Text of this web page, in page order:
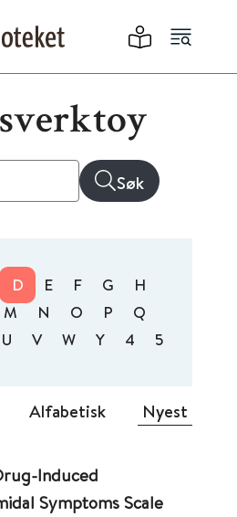
Søk
D E F G
H
M N O P
Q
U V W Y 4 5
Alfabetisk Nyest
Induced
Symptoms Scale